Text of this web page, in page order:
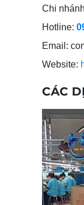
Chi
Hotline:
Email:
Website:
CÁC